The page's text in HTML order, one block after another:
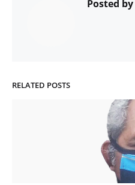
Posted by
RELATED POSTS